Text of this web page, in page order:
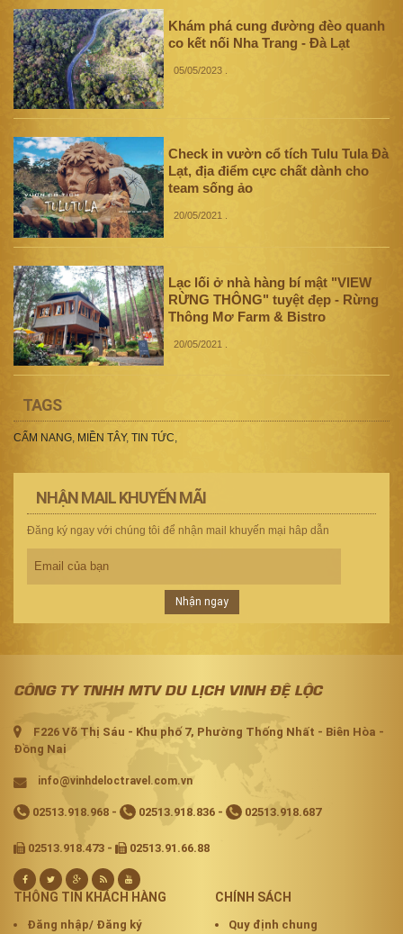
Khám phá cung đường đèo quanh
co kết nối Nha Trang - Đà Lạt
05/05/2023
Check in vườn cổ tích Tulu Tula Đà
Lạt, địa điểm cực chất dành cho
team sống ảo
20/05/2021
Lạc lối ở nhà hàng bí mật "VIEW
RỪNG THÔNG" tuyệt đẹp - Rừng
Thông Mơ Farm & Bistro
20/05/2021
TAGS
CẨM NANG, MIỀN TÂY, TIN TỨC,
NHẬN MAIL KHUYẾN MÃI
Đăng ký ngay với chúng tôi để nhận mail khuyến mại hâp dẫn
Nhận ngay
CÔNG TY TNHH MTV DU LỊCH VINH ĐỆ LỘC
F226 Võ Thị Sáu - Khu phố 7, Phường Thống Nhất - Biên Hòa -
Đồng Nai
info@vinhdeloctravel.com.vn
02513.918.968 - 02513.918.836 - 02513.918.687
02513.918.473 - 02513.91.66.88
THÔNG TIN KHÁCH HÀNG
Đăng nhập/ Đăng ký
CHÍNH SÁCH
Quy định chung